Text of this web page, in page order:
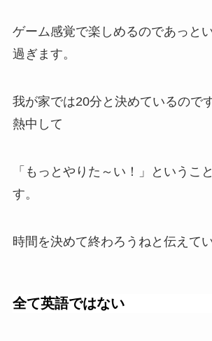
ゲーム感覚で楽しめるのであっと
過ぎます。
我が家では20分と決めているので
熱中して
「もっとやりた～い！」というこ
す。
時間を決めて終わろうねと伝えてい
全て英語ではない